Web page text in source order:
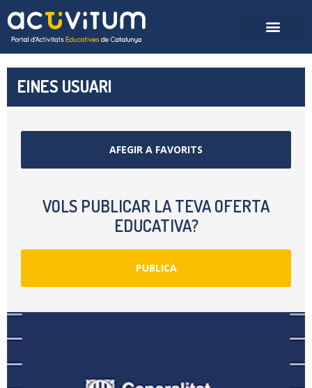
EINES USUARI
AFEGIR A FAVORITS
VOLS PUBLICAR LA TEVA OFERTA
EDUCATIVA?
PUBLICA